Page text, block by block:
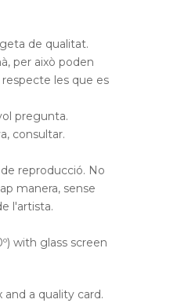
de qualitat.
per això poden
les que es
pregunta.
consultar.
reproducció. No
manera, sense
l'artista.
with glass screen
a quality card.